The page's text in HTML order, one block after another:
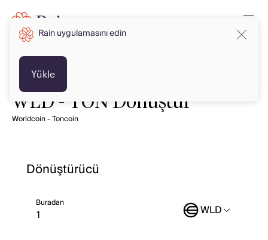
WLD - TON Dönüştür
Worldcoin - Toncoin
Dönüştürücü
Buradan WLD
Rain uygulamasını edin
Yükle